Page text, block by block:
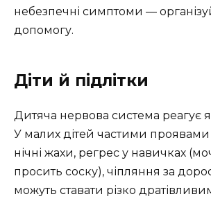
небезпечні симптоми —
допомогу.
Діти й підлітки
Дитяча нервова система реагує
У малих дітей частими проявами
нічні жахи, регрес у навичках
просить соску), чіпляння за
можуть ставати різко